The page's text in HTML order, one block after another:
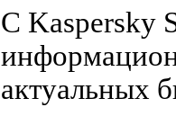
С Kaspersky
актуальных